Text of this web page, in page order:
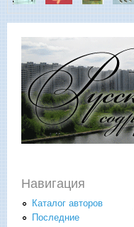
Навигация
Каталог авторов
Последние